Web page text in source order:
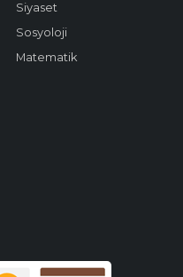
Siyaset
Sosyoloji
Matematik